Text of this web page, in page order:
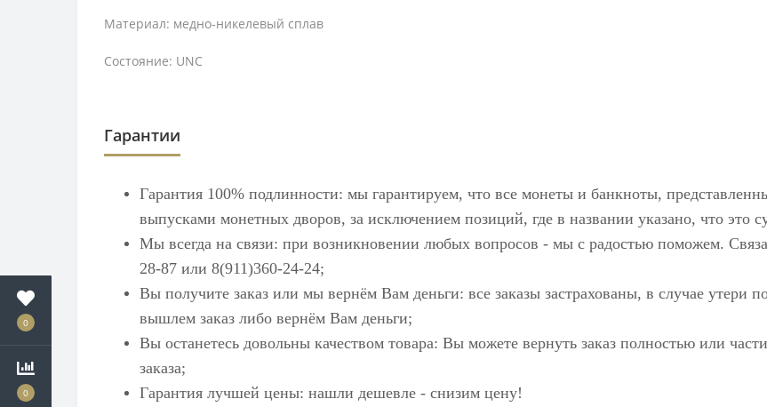
0
0
Материал: медно-никелевый сплав
Состояние: UNC
Гарантии
Гарантия 100% подлинности: мы гарантируем, что все монеты и банкноты,
выпусками монетных дворов, за исключением позиций, где в названии указано, что это
Мы всегда на связи: при возникновении любых вопросов - мы с радостью поможем.
28-87 или 8(911)360-24-24;
Вы получите заказ или мы вернём Вам деньги: все заказы застрахованы, в случае
вышлем заказ либо вернём Вам деньги;
Вы останетесь довольны качеством товара: Вы можете вернуть заказ полностью или
заказа;
Гарантия лучшей цены: нашли дешевле - снизим цену!